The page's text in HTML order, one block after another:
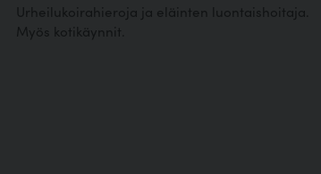
Urheilukoirahieroja ja eläinten luontaishoitaja.
Myös kotikäynnit.